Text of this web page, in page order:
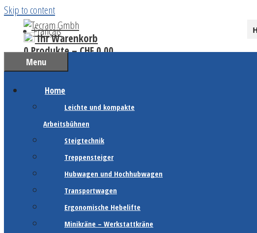
Skip to content
Français
Ihr Warenkorb
0 Produkte –CHF0.00
Menu
Home
Leichte und kompakte
Arbeitsbühnen
Steigtechnik
Treppensteiger
Hubwagen und Hochhubwagen
Transportwagen
Ergonomische Hebelifte
Minikräne – Werkstattkräne